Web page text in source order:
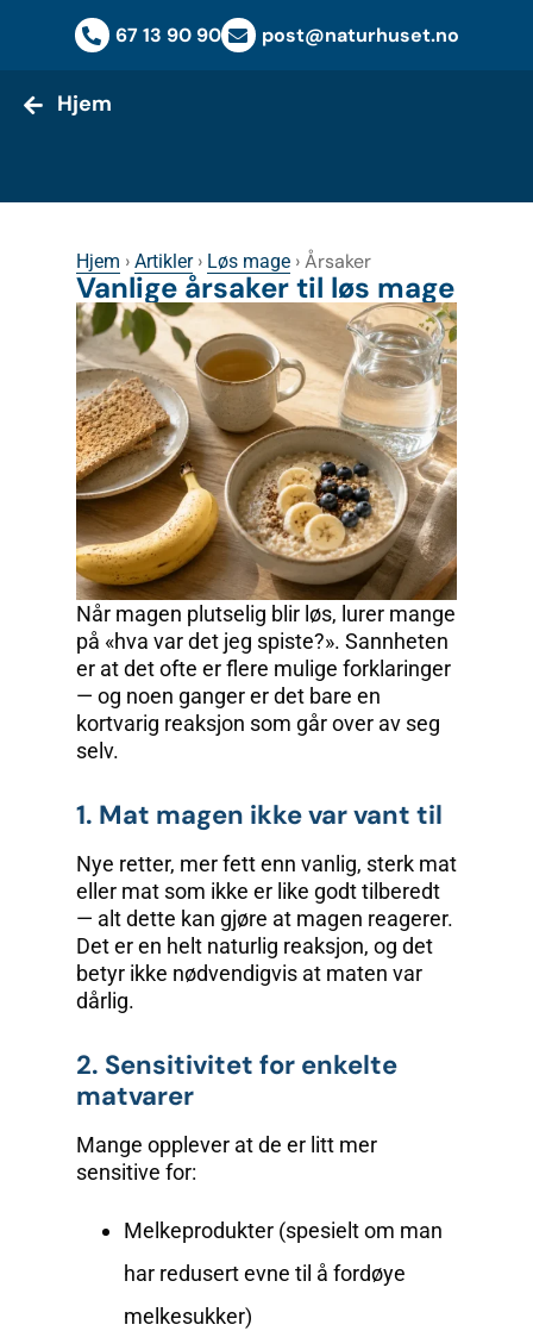
67 13 90 90 post@naturhuset.no
Hjem
Hjem
Hjem › Artikler› Løs mage ›Årsaker
Vanlige årsaker til løs mage
Når magen plutselig blir løs, lurer mange
på «hva var det jeg spiste?». Sannheten
er at det ofte er flere mulige forklaringer
— og noen ganger er det bare en
kortvarig reaksjon som går over av seg
selv.
1. Mat magen ikke var vant til
Nye retter, mer fett enn vanlig, sterk mat
eller mat som ikke er like godt tilberedt
— alt dette kan gjøre at magen reagerer.
Det er en helt naturlig reaksjon, og det
betyr ikke nødvendigvis at maten var
dårlig.
2. Sensitivitet for enkelte
matvarer
Mange opplever at de er litt mer
sensitive for:
Melkeprodukter (spesielt om man
har redusert evne til å fordøye
melkesukker)